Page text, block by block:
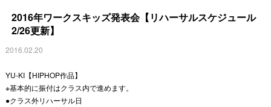
2016年ワークスキッズ発表会【リハーサルスケジュール
2/26更新】
2016.02.20
YU-KI【HIPHOP作品】
※基本的に振付はクラス内で進めます。
●クラス外リハーサル日